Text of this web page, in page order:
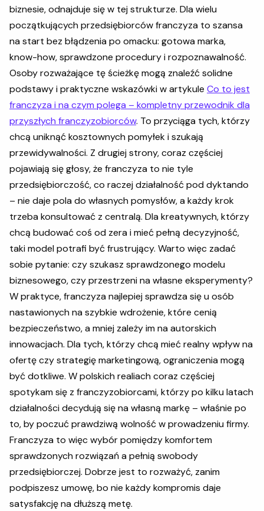
biznesie, odnajduje się w tej strukturze. Dla wielu
początkujących przedsiębiorców franczyza to szansa
na start bez błądzenia po omacku: gotowa marka,
know-how, sprawdzone procedury i rozpoznawalność.
Osoby rozważające tę ścieżkę mogą znaleźć solidne
podstawy i praktyczne wskazówki w artykule Co to jest
franczyza i na czym polega – kompletny przewodnik dla
przyszłych franczyzobiorców. To przyciąga tych, którzy
chcą uniknąć kosztownych pomyłek i szukają
przewidywalności. Z drugiej strony, coraz częściej
pojawiają się głosy, że franczyza to nie tyle
przedsiębiorczość, co raczej działalność pod dyktando
– nie daje pola do własnych pomysłów, a każdy krok
trzeba konsultować z centralą. Dla kreatywnych, którzy
chcą budować coś od zera i mieć pełną decyzyjność,
taki model potrafi być frustrujący. Warto więc zadać
sobie pytanie: czy szukasz sprawdzonego modelu
biznesowego, czy przestrzeni na własne eksperymenty?
W praktyce, franczyza najlepiej sprawdza się u osób
nastawionych na szybkie wdrożenie, które cenią
bezpieczeństwo, a mniej zależy im na autorskich
innowacjach. Dla tych, którzy chcą mieć realny wpływ na
ofertę czy strategię marketingową, ograniczenia mogą
być dotkliwe. W polskich realiach coraz częściej
spotykam się z franczyzobiorcami, którzy po kilku latach
działalności decydują się na własną markę – właśnie po
to, by poczuć prawdziwą wolność w prowadzeniu firmy.
Franczyza to więc wybór pomiędzy komfortem
sprawdzonych rozwiązań a pełnią swobody
przedsiębiorczej. Dobrze jest to rozważyć, zanim
podpiszesz umowę, bo nie każdy kompromis daje
satysfakcję na dłuższą metę.